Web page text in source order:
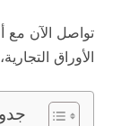
تواصل الآن
الأوراق